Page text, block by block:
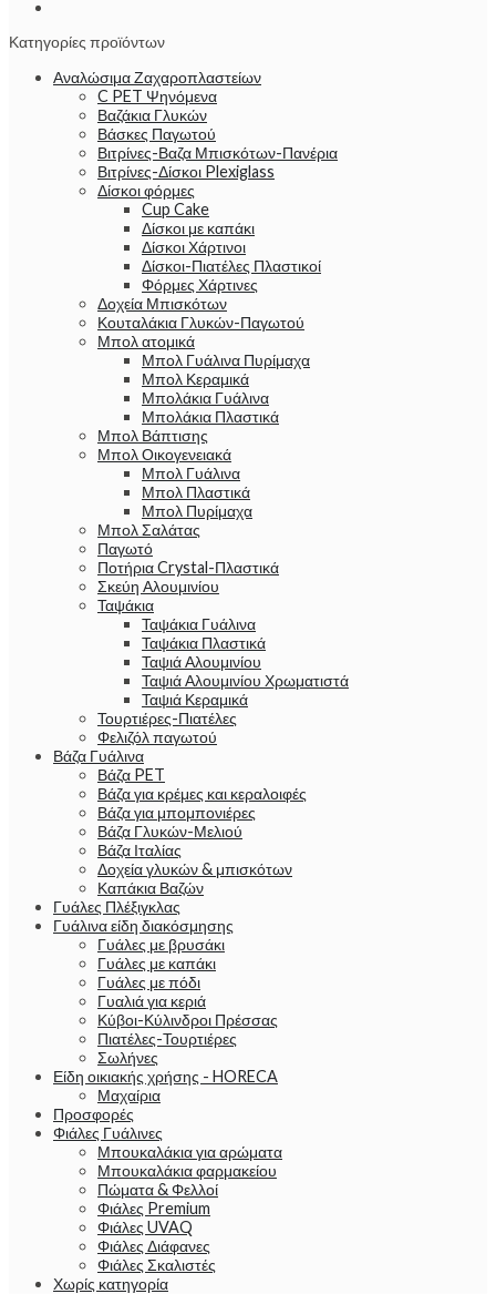
Κατηγορίες προϊόντων
Αναλώσιμα Ζαχαροπλαστείων
C PET Ψηνόμενα
Βαζάκια Γλυκών
Βάσκες Παγωτού
Βιτρίνες-Βαζα Μπισκότων-Πανέρια
Βιτρίνες-Δίσκοι Plexiglass
Δίσκοι φόρμες
Cup Cake
Δίσκοι με καπάκι
Δίσκοι Χάρτινοι
Δίσκοι-Πιατέλες Πλαστικοί
Φόρμες Χάρτινες
Δοχεία Μπισκότων
Κουταλάκια Γλυκών-Παγωτού
Μπολ ατομικά
Μπολ Γυάλινα Πυρίμαχα
Μπολ Κεραμικά
Μπολάκια Γυάλινα
Μπολάκια Πλαστικά
Μπολ Βάπτισης
Μπολ Οικογενειακά
Μπολ Γυάλινα
Μπολ Πλαστικά
Μπολ Πυρίμαχα
Μπολ Σαλάτας
Παγωτό
Ποτήρια Crystal-Πλαστικά
Σκεύη Αλουμινίου
Ταψάκια
Ταψάκια Γυάλινα
Ταψάκια Πλαστικά
Ταψιά Αλουμινίου
Ταψιά Αλουμινίου Χρωματιστά
Ταψιά Κεραμικά
Τουρτιέρες-Πιατέλες
Φελιζόλ παγωτού
Βάζα Γυάλινα
Βάζα PET
Βάζα για κρέμες και κεραλοιφές
Βάζα για μπομπονιέρες
Βάζα Γλυκών-Μελιού
Βάζα Ιταλίας
Δοχεία γλυκών & μπισκότων
Καπάκια Βαζών
Γυάλες Πλέξιγκλας
Γυάλινα είδη διακόσμησης
Γυάλες με βρυσάκι
Γυάλες με καπάκι
Γυάλες με πόδι
Γυαλιά για κεριά
Κύβοι-Κύλινδροι Πρέσσας
Πιατέλες-Τουρτιέρες
Σωλήνες
Είδη οικιακής χρήσης - HORECA
Μαχαίρια
Προσφορές
Φιάλες Γυάλινες
Μπουκαλάκια για αρώματα
Μπουκαλάκια φαρμακείου
Πώματα & Φελλοί
Φιάλες Premium
Φιάλες UVAQ
Φιάλες Διάφανες
Φιάλες Σκαλιστές
Χωρίς κατηγορία